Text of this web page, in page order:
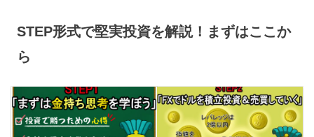
STEP形式で堅実投資を解説！まずはここか
ら